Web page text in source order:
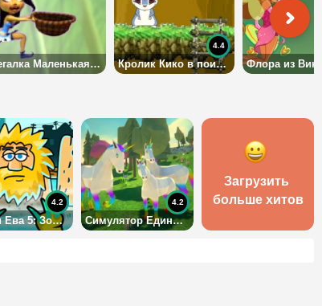
Бегалка Маленькая фея Кролик Кико в поисках морковки
4.4
Адам и Ева 5: Зомби
4.2
Симулятор Единорога
4.2
Загрузить
больше хитов